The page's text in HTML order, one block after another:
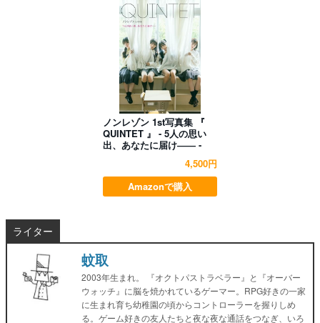
ノンレゾン 1st写真集 『
QUINTET 』 - 5人の思い
出、あなたに届け―― -
4,500円
Amazonで購入
ライター
蚊取
2003年生まれ。 『オクトパストラベラー』と『オーバー
ウォッチ』に脳を焼かれているゲーマー。RPG好きの一家
に生まれ育ち幼稚園の頃からコントローラーを握りしめ
る。ゲーム好きの友人たちと夜な夜な通話をつなぎ、いろ